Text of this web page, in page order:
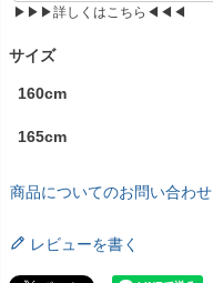
▶▶▶詳しくはこちら◀◀◀
サイズ
160cm
165cm
商品についてのお問い合わせ
レビューを書く